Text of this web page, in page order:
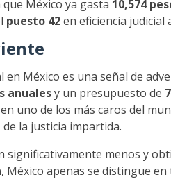
México ya gasta 10,574
puesto 42en eficiencia judicial
México es una señal de
anualesy un presupuesto de
uno de los más caros del
de la justicia impartida.
significativamente menos y
, México apenas se distingue en